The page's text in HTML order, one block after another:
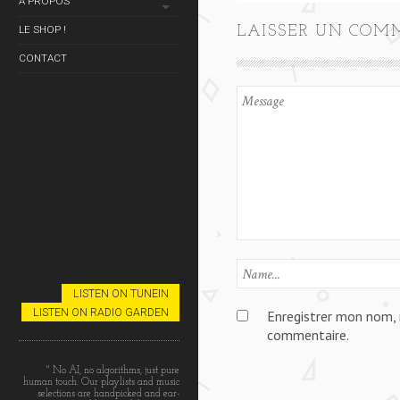
LE SHOP !
CONTACT
LISTEN ON TUNEIN
LISTEN ON RADIO GARDEN
" No AI, no algorithms, just pure
human touch. Our playlists and music
selections are handpicked and ear-
LAISSER UN
Enregistrer mon
commentaire.